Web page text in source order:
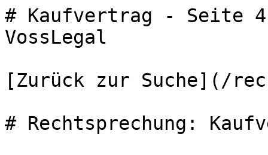
# Kaufvertrag - Seite
VossLegal
[Zurück zur Suche](/
# Rechtsprechung: